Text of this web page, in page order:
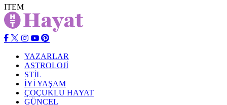
ITEM
YAZARLAR
ASTROLOJİ
STİL
İYİ YAŞAM
ÇOÇUKLU HAYAT
GÜNCEL